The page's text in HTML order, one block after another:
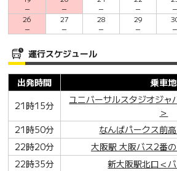
－
－
－
－
－
26
－
27
－
28
－
29
－
－
運行スケジュール
出発時間
乗車地
21時15分
ユニバーサルスタジオジャ
＞
21時50分
なんばパークス前
22時20分
大阪駅 大阪バス2番の
22時35分
新大阪駅北口＜